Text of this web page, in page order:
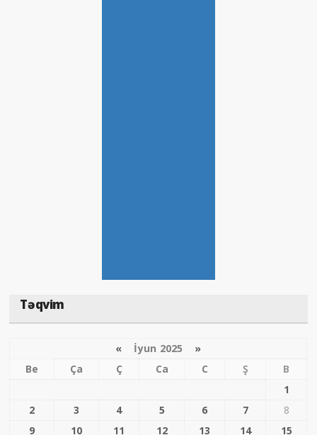
Təqvim
« İyun 2025 »
Be
Ça Ç Ca C Ş
B
1
2
3 4 5 6 7
8
9
10 11 12 13 14
15